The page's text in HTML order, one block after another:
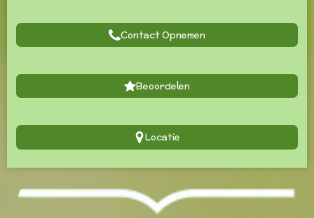
Contact Opnemen
Beoordelen
Locatie